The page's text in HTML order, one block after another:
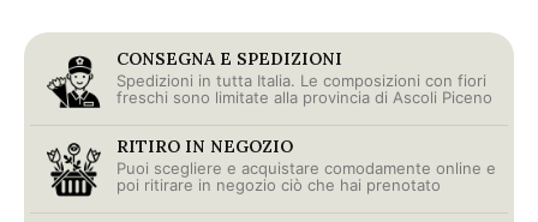
CONSEGNA E SPEDIZIONI
Spedizioni in tutta Italia. Le composizioni con fiori
freschi sono limitate alla provincia di Ascoli Piceno
RITIRO IN NEGOZIO
Puoi scegliere e acquistare comodamente online e
poi ritirare in negozio ciò che hai prenotato